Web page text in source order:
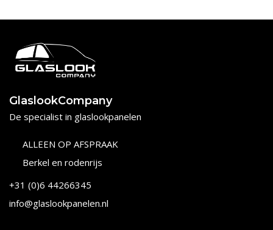
GlaslookCompany
De specialist in glaslookpanelen
ALLEEN OP AFSPRAAK
Berkel en rodenrijs
+31 (0)6 44266345
info@glaslookpanelen.nl